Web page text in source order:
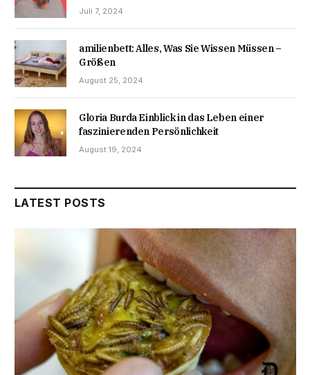
Juli 7, 2024
amilienbett: Alles, Was Sie Wissen Müssen –
Größen
August 25, 2024
Gloria Burda Einblick in das Leben einer
faszinierenden Persönlichkeit
August 19, 2024
LATEST POSTS